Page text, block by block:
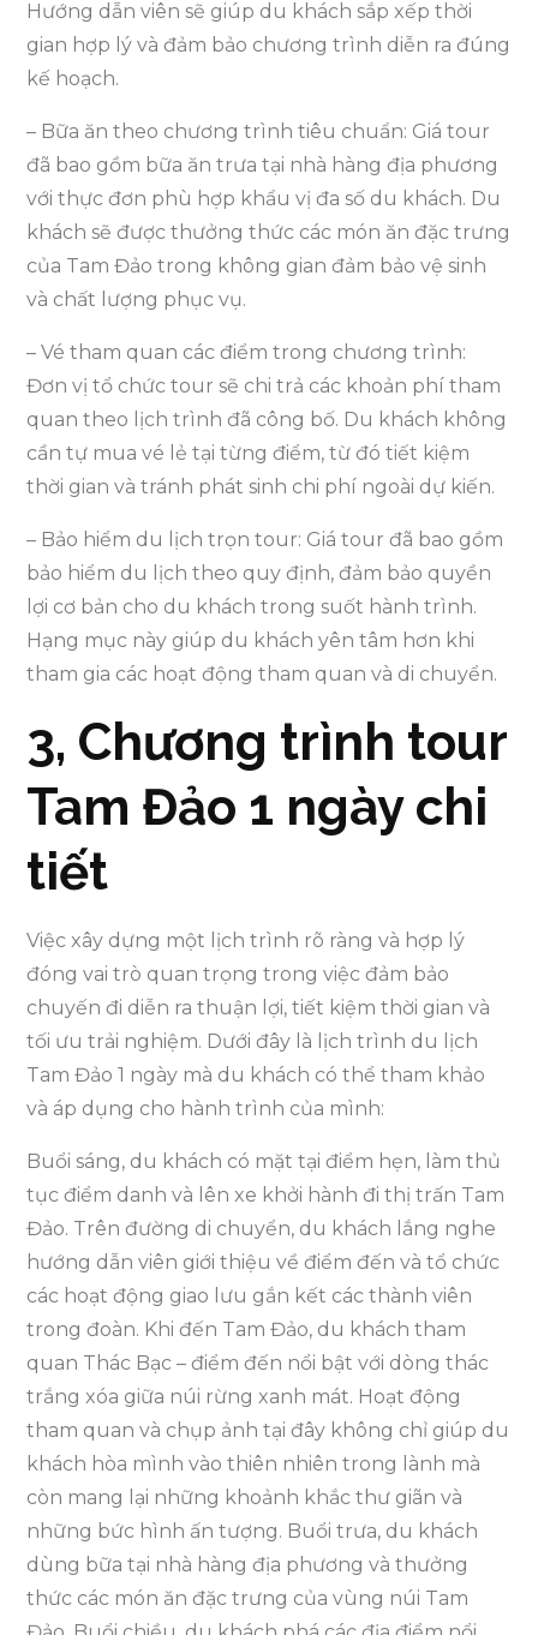
Hướng dẫn viên sẽ giúp du khách sắp xếp thời
gian hợp lý và đảm bảo chương trình diễn ra đúng
kế hoạch.
– Bữa ăn theo chương trình tiêu chuẩn: Giá tour
đã bao gồm bữa ăn trưa tại nhà hàng địa phương
với thực đơn phù hợp khẩu vị đa số du khách. Du
khách sẽ được thưởng thức các món ăn đặc trưng
của Tam Đảo trong không gian đảm bảo vệ sinh
và chất lượng phục vụ.
– Vé tham quan các điểm trong chương trình:
Đơn vị tổ chức tour sẽ chi trả các khoản phí tham
quan theo lịch trình đã công bố. Du khách không
cần tự mua vé lẻ tại từng điểm, từ đó tiết kiệm
thời gian và tránh phát sinh chi phí ngoài dự kiến.
– Bảo hiểm du lịch trọn tour: Giá tour đã bao gồm
bảo hiểm du lịch theo quy định, đảm bảo quyền
lợi cơ bản cho du khách trong suốt hành trình.
Hạng mục này giúp du khách yên tâm hơn khi
tham gia các hoạt động tham quan và di chuyển.
3, Chương trình tour
Tam Đảo 1 ngày chi
tiết
Việc xây dựng một lịch trình rõ ràng và hợp lý
đóng vai trò quan trọng trong việc đảm bảo
chuyến đi diễn ra thuận lợi, tiết kiệm thời gian và
tối ưu trải nghiệm. Dưới đây là lịch trình du lịch
Tam Đảo 1 ngày mà du khách có thể tham khảo
và áp dụng cho hành trình của mình:
Buổi sáng, du khách có mặt tại điểm hẹn, làm thủ
tục điểm danh và lên xe khởi hành đi thị trấn Tam
Đảo. Trên đường di chuyển, du khách lắng nghe
hướng dẫn viên giới thiệu về điểm đến và tổ chức
các hoạt động giao lưu gắn kết các thành viên
trong đoàn. Khi đến Tam Đảo, du khách tham
quan Thác Bạc – điểm đến nổi bật với dòng thác
trắng xóa giữa núi rừng xanh mát. Hoạt động
tham quan và chụp ảnh tại đây không chỉ giúp du
khách hòa mình vào thiên nhiên trong lành mà
còn mang lại những khoảnh khắc thư giãn và
những bức hình ấn tượng. Buổi trưa, du khách
dùng bữa tại nhà hàng địa phương và thưởng
thức các món ăn đặc trưng của vùng núi Tam